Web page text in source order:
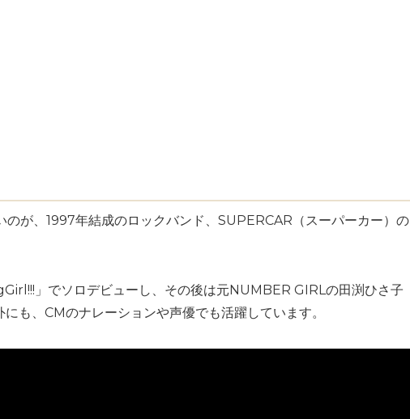
が、1997年結成のロックバンド、SUPERCAR（スーパーカー）の
」でソロデビューし、その後は元NUMBER GIRLの田渕ひさ子
も、CMのナレーションや声優でも活躍しています。